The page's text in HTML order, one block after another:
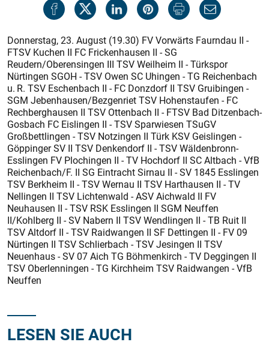
Donnerstag, 23. August (19.30) FV Vorwärts Faurndau II -
FTSV Kuchen II FC Frickenhausen II - SG
Reudern/Oberensingen III TSV Weilheim II - Türkspor
Nürtingen SGOH - TSV Owen SC Uhingen - TG Reichenbach
u. R. TSV Eschenbach II - FC Donzdorf II TSV Gruibingen -
SGM Jebenhausen/Bezgenriet TSV Hohenstaufen - FC
Rechberghausen II TSV Ottenbach II - FTSV Bad Ditzenbach-
Gosbach FC Eislingen II - TSV Sparwiesen TSuGV
Großbettlingen - TSV Notzingen II Türk KSV Geislingen -
Göppinger SV II TSV Denkendorf II - TSV Wäldenbronn-
Esslingen FV Plochingen II - TV Hochdorf II SC Altbach - VfB
Reichenbach/F. II SG Eintracht Sirnau II - SV 1845 Esslingen
TSV Berkheim II - TSV Wernau II TSV Harthausen II - TV
Nellingen II TSV Lichtenwald - ASV Aichwald II FV
Neuhausen II - TSV RSK Esslingen II SGM Neuffen
II/Kohlberg II - SV Nabern II TSV Wendlingen II - TB Ruit II
TSV Altdorf II - TSV Raidwangen II SF Dettingen II - FV 09
Nürtingen II TSV Schlierbach - TSV Jesingen II TSV
Neuenhaus - SV 07 Aich TG Böhmenkirch - TV Deggingen II
TSV Oberlenningen - TG Kirchheim TSV Raidwangen - VfB
Neuffen
LESEN SIE AUCH